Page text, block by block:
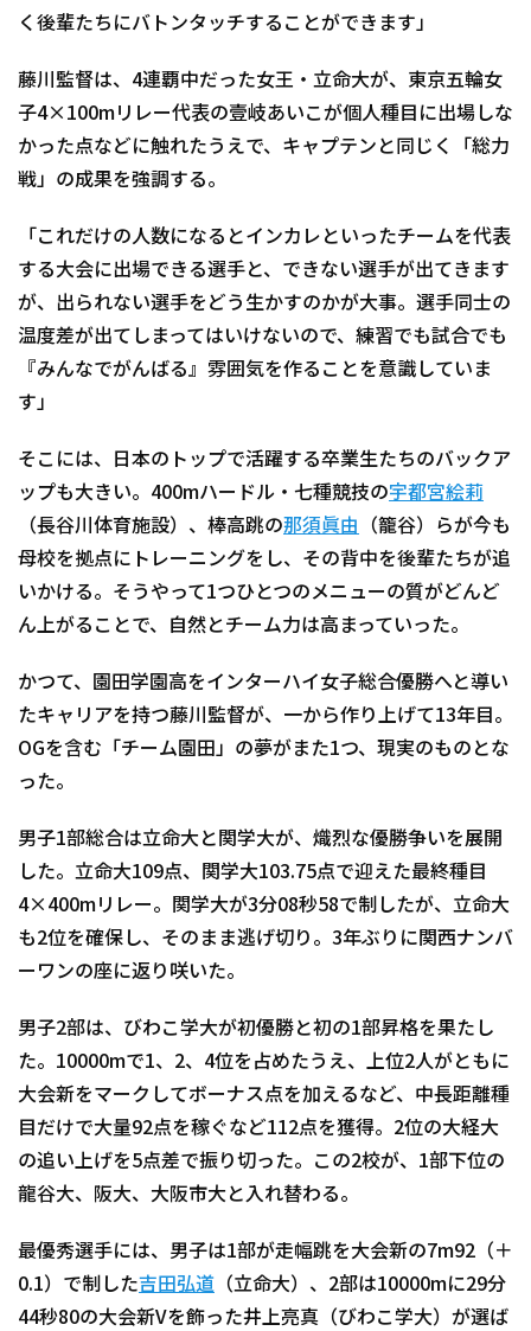
く後輩たちにバトンタッチすることができます」
藤川監督は、4連覇中だった女王・立命大が、東京五輪女
子4×100mリレー代表の壹岐あいこが個人種目に出場しな
かった点などに触れたうえで、キャプテンと同じく「総力
戦」の成果を強調する。
「これだけの人数になるとインカレといったチームを代表
する大会に出場できる選手と、できない選手が出てきます
が、出られない選手をどう生かすのかが大事。選手同士の
温度差が出てしまってはいけないので、練習でも試合でも
『みんなでがんばる』雰囲気を作ることを意識していま
す」
そこには、日本のトップで活躍する卒業生たちのバックア
ップも大きい。400mハードル・七種競技の宇都宮絵莉
（長谷川体育施設）、棒高跳の那須眞由
（籠谷）らが今も
母校を拠点にトレーニングをし、その背中を後輩たちが追
いかける。そうやって1つひとつのメニューの質がどんど
ん上がることで、自然とチーム力は高まっていった。
かつて、園田学園高をインターハイ女子総合優勝へと導い
たキャリアを持つ藤川監督が、一から作り上げて13年目。
OGを含む「チーム園田」の夢がまた1つ、現実のものとな
った。
男子1部総合は立命大と関学大が、熾烈な優勝争いを展開
した。立命大109点、関学大103.75点で迎えた最終種目
4×400mリレー。関学大が3分08秒58で制したが、立命大
も2位を確保し、そのまま逃げ切り。3年ぶりに関西ナンバ
ーワンの座に返り咲いた。
男子2部は、びわこ学大が初優勝と初の1部昇格を果たし
た。10000mで1、2、4位を占めたうえ、上位2人がともに
大会新をマークしてボーナス点を加えるなど、中長距離種
目だけで大量92点を稼ぐなど112点を獲得。2位の大経大
の追い上げを5点差で振り切った。この2校が、1部下位の
龍谷大、阪大、大阪市大と入れ替わる。
最優秀選手には、男子は1部が走幅跳を大会新の7m92（＋
0.1）で制した吉田弘道 （立命大）、2部は10000mに29分
44秒80の大会新Vを飾った井上亮真（びわこ学大）が選ば